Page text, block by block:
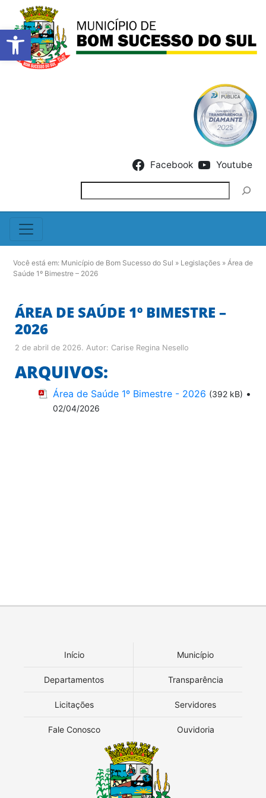
Barra de Ferramentas
Facebook Youtube
Você está em: Município de Bom Sucesso do Sul » Legislações » Área de
Saúde 1º Bimestre – 2026
ÁREA DE SAÚDE 1º BIMESTRE –
2026
2 de abril de 2026. Autor: Carise Regina Nesello
ARQUIVOS:
Área de Saúde 1º Bimestre - 2026 (392 kB) •
02/04/2026
Início Município
Departamentos Transparência
Licitações Servidores
Fale Conosco Ouvidoria